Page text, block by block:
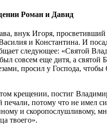
Роман и Давид
внук Игоря,
и Константина. И
следующее: «Святой
совсем еще дитя, а святой
просил у Господа,
крещении, постиг
потому что не имел
и скоропослушливому,
твоего».